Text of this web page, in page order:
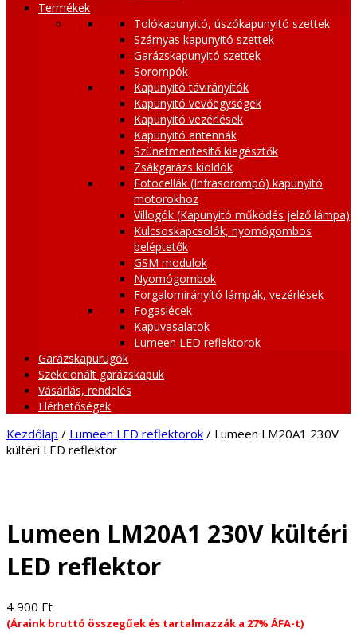
Termékek
Tolókapunyitó, úszókapunyitó szettek
Szárnyas kapunyitó szettek
Garázskapunyitó szettek
Sorompók
Kapunyitó távirányítók
Kapunyitó vevőegységek
Kapunyitó vezérlések
Kapunyitó antennák
Szünetmentesítő kiegésztők
Zsákgarázs kioldók
Fotocellák (Infrasorompó) kapunyitó
motorokhoz
Villogók (Kapunyitó működés jelző lámpa)
Kulcsoskapcsolók, nyomógombos
beléptetők
GSM modulok
Nyomógombok
Forgalomirányító lámpák, vezérlések
Fogaslécek
Kapuvasalatok
Lumeen LED reflektorok
Garázskapurugók
Szekcionált garázskapuk
Vásárlás, rendelés
Elérhetőségek
Kezdőlap / Lumeen LED reflektorok / Lumeen LM20A1 230V
kültéri LED reflektor
Lumeen LM20A1 230V kültéri
LED reflektor
4 900 Ft
(Áraink bruttó összegűek és tartalmazzák a 27% ÁFA-t)